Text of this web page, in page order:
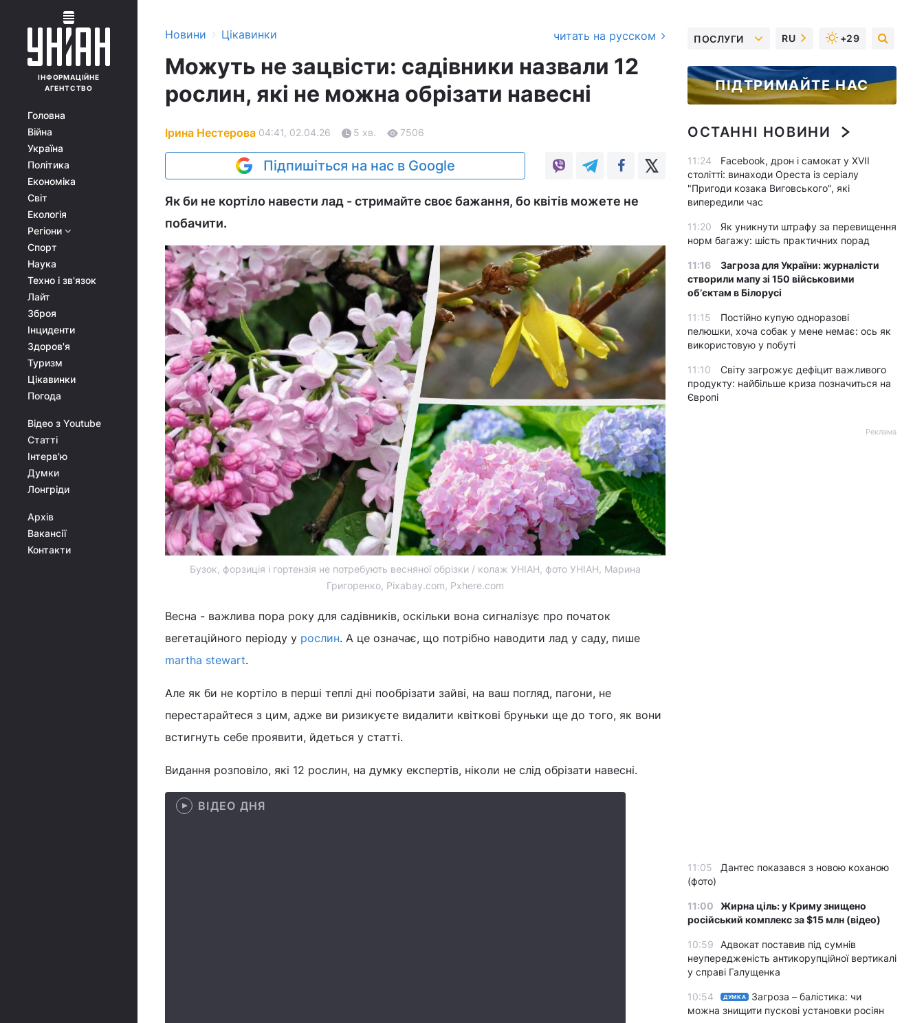
ІНФОРМАЦІЙНЕ
АГЕНТСТВО
Головна
Війна
Україна
Політика
Економіка
Світ
Екологія
Регіони
Спорт
Наука
Техно і зв'язок
Лайт
Зброя
Інциденти
Здоров'я
Туризм
Цікавинки
Погода
Відео з Youtube
Статті
Інтерв'ю
Думки
Лонгріди
Архів
Вакансії
Контакти
Новини › Цікавинки читать на русском
Можуть не зацвісти: садівники назвали 12
рослин, які не можна обрізати навесні
Ірина Нестерова 04:41, 02.04.26 5 хв. 7506
Підпишіться на нас в Google
Як би не кортіло навести лад - стримайте своє бажання, бо квітів можете не
побачити.
Бузок, форзиція і гортензія не потребують весняної обрізки / колаж УНІАН, фото УНІАН, Марина
Григоренко, Pixabay.com, Pxhere.com
Весна - важлива пора року для садівників, оскільки вона сигналізує про початок
вегетаційного періоду у рослин. А це означає, що потрібно наводити лад у саду, пише
martha stewart.
Але як би не кортіло в перші теплі дні пообрізати зайві, на ваш погляд, пагони, не
перестарайтеся з цим, адже ви ризикуєте видалити квіткові бруньки ще до того, як вони
встигнуть себе проявити, йдеться у статті.
Видання розповіло, які 12 рослин, на думку експертів, ніколи не слід обрізати навесні.
ВІДЕО ДНЯ
ПОСЛУГИ RU +29
ПІДТРИМАЙТЕ НАС
ОСТАННІ НОВИНИ
11:24
Facebook, дрон і самокат у XVII
столітті: винаходи Ореста із серіалу
"Пригоди козака Виговського", які
випередили час
11:20
Як уникнути штрафу за перевищення
норм багажу: шість практичних порад
11:16
Загроза для України: журналісти
створили мапу зі 150 військовими
обʼєктам в Білорусі
11:15
Постійно купую одноразові
пелюшки, хоча собак у мене немає: ось як
використовую у побуті
11:10
Світу загрожує дефіцит важливого
продукту: найбільше криза позначиться на
Європі
Реклама
11:05
Дантес показався з новою коханою
(фото)
11:00
Жирна ціль: у Криму знищено
російський комплекс за $15 млн (відео)
10:59
Адвокат поставив під сумнів
неупередженість антикорупційної вертикалі
у справі Галущенка
10:54 ДУМКА
Загроза – балістика: чи
можна знищити пускові установки росіян